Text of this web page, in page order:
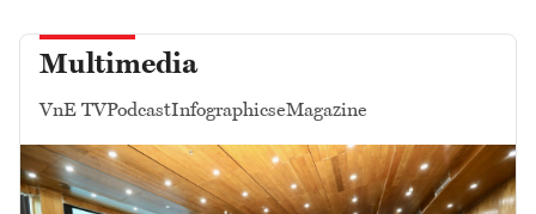
Multimedia
VnE TVPodcastInfographicseMagazine